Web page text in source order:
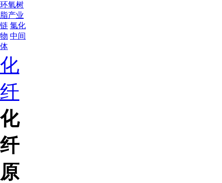
环氧树
脂产业
链 氯化
物 中间
体
化
纤
化
纤
原